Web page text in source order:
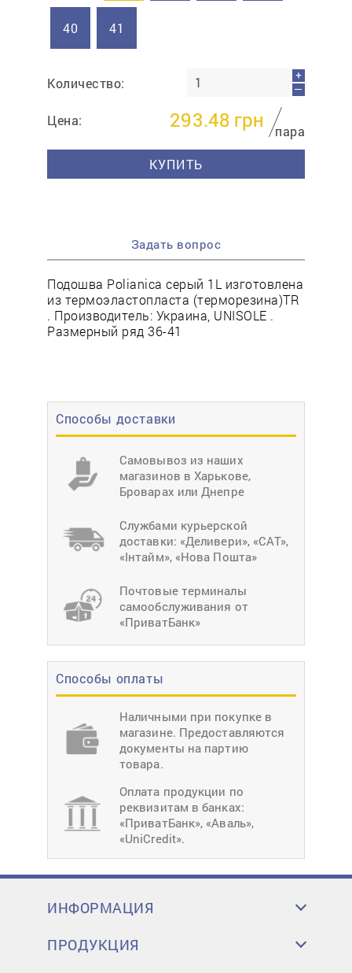
Способы доставки
Самовывоз из наших
магазинов в Харькове,
Броварах или Днепре
Службами курьерской
доставки: «Деливери», «САТ»,
«Інтайм», «Нова Пошта»
Почтовые терминалы
самообслуживания от
«ПриватБанк»
Способы оплаты
Наличными при покупке в
магазине. Предоставляются
документы на партию
товара.
Оплата продукции по
реквизитам в банках:
«ПриватБанк», «Аваль»,
«UniCredit».
40 41
Количество:
+
—
Цена: 293.48 грн
пара
КУПИТЬ
Задать вопрос
Подошва Polianica серый 1L изготовлена
из термоэластопласта (терморезина)TR
. Производитель: Украина, UNISOLE .
Размерный ряд 36-41
ИНФОРМАЦИЯ
ПРОДУКЦИЯ